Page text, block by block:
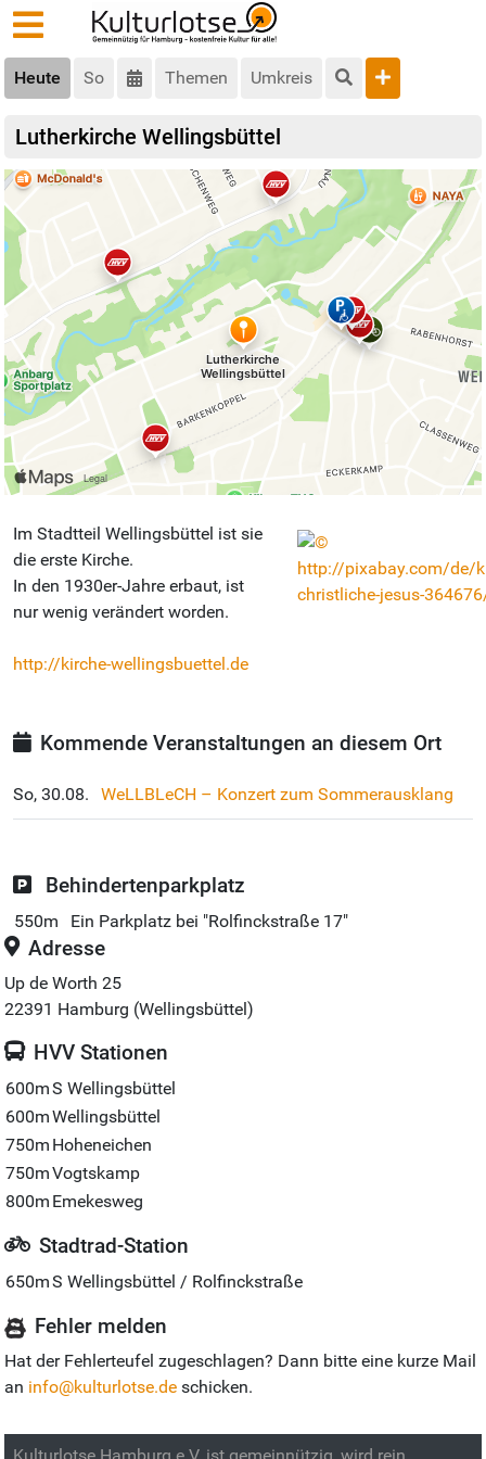
Heute So Themen Umkreis
Lutherkirche Wellingsbüttel
Im Stadtteil Wellingsbüttel ist sie
die erste Kirche.
In den 1930er-Jahre erbaut, ist
nur wenig verändert worden.
http://kirche-wellingsbuettel.de
Kommende Veranstaltungen an diesem Ort
So, 30.08. WeLLBLeCH – Konzert zum Sommerausklang
Behindertenparkplatz
550m Ein Parkplatz bei "Rolfinckstraße 17"
Adresse
Up de Worth 25
22391 Hamburg (Wellingsbüttel)
HVV Stationen
600mS Wellingsbüttel
600mWellingsbüttel
750m Hoheneichen
750mVogtskamp
800m Emekesweg
Stadtrad-Station
650mS Wellingsbüttel / Rolfinckstraße
Fehler melden
Hat der Fehlerteufel zugeschlagen? Dann bitte eine kurze Mail
an info@kulturlotse.de schicken.